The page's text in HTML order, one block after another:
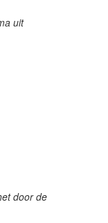
uit
door de